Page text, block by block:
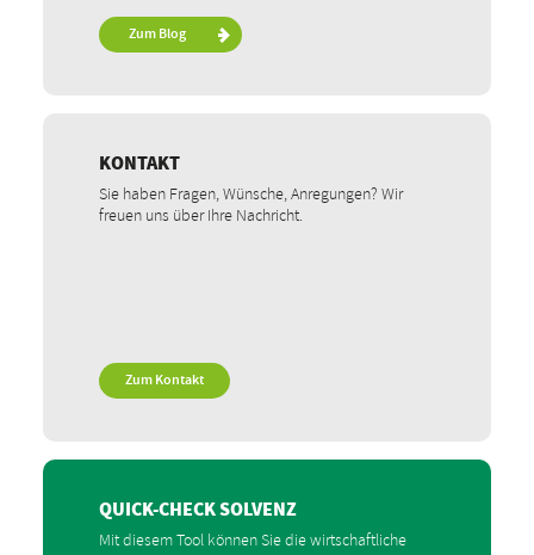
Zum Blog
KONTAKT
Sie haben Fragen, Wünsche, Anregungen? Wir
freuen uns über Ihre Nachricht.
Zum Kontakt
QUICK-CHECK SOLVENZ
Mit diesem Tool können Sie die wirtschaftliche